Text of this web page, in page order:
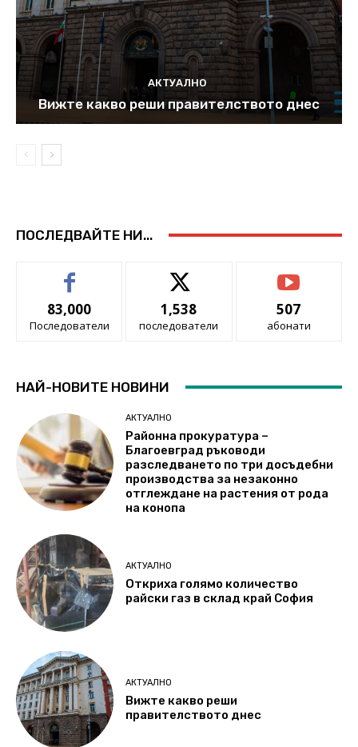
АКТУАЛНО
Вижте какво реши правителството днес
ПОСЛЕДВАЙТЕ НИ...
83,000
Последователи
1,538
последователи
507
абонати
НАЙ-НОВИТЕ НОВИНИ
АКТУАЛНО
Районна прокуратура –
Благоевград ръководи
разследването по три досъдебни
производства за незаконно
отглеждане на растения от рода
на конопа
АКТУАЛНО
Откриха голямо количество
райски газ в склад край София
АКТУАЛНО
Вижте какво реши
правителството днес